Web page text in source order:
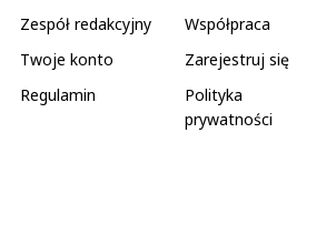
Zespół redakcyjny Współpraca
Twoje konto
Zarejestruj się
Regulamin
Polityka
prywatności